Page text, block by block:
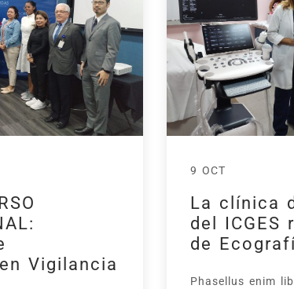
Vigilancia
9 OCT
La clínica
del ICGES
de
Phasellus enim